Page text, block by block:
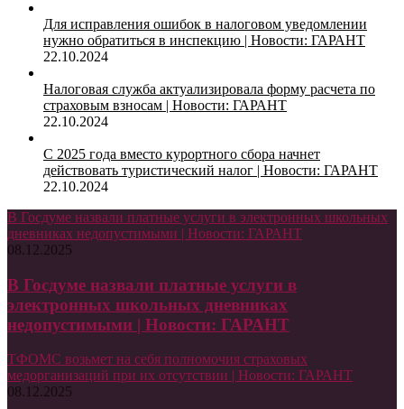
Для исправления ошибок в налоговом уведомлении
нужно обратиться в инспекцию | Новости: ГАРАНТ
22.10.2024
Налоговая служба актуализировала форму расчета по
страховым взносам | Новости: ГАРАНТ
22.10.2024
С 2025 года вместо курортного сбора начнет
действовать туристический налог | Новости: ГАРАНТ
22.10.2024
В Госдуме назвали платные услуги в электронных школьных
дневниках недопустимыми | Новости: ГАРАНТ
08.12.2025
В Госдуме назвали платные услуги в
электронных школьных дневниках
недопустимыми | Новости: ГАРАНТ
ТФОМС возьмет на себя полномочия страховых
медорганизаций при их отсутствии | Новости: ГАРАНТ
08.12.2025